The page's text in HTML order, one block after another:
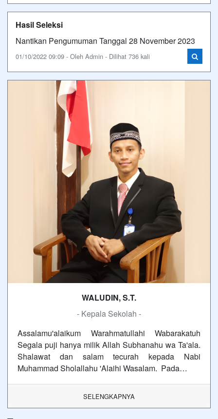
Hasil Seleksi
Nantikan Pengumuman Tanggal 28 November 2023
01/10/2022 09:09 - Oleh Admin - Dilihat 736 kali
WALUDIN, S.T.
- Kepala Sekolah -
Assalamu'alaikum Warahmatullahi Wabarakatuh
Segala puji hanya milik Allah Subhanahu wa Ta'ala.
Shalawat dan salam tecurah kepada Nabi
Muhammad Sholallahu 'Alaihi Wasalam. Pada…
SELENGKAPNYA